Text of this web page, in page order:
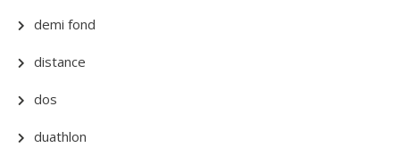
demi fond
distance
dos
duathlon